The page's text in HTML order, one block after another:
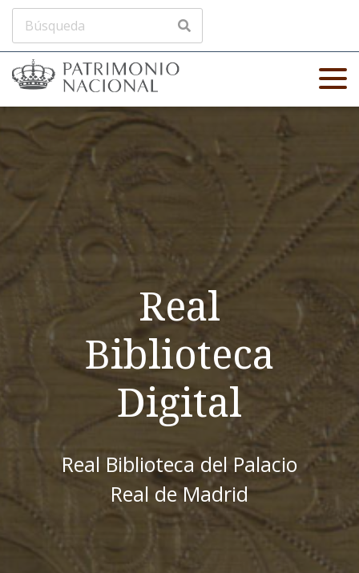
Real
Biblioteca
Digital
Real Biblioteca del Palacio
Real de Madrid